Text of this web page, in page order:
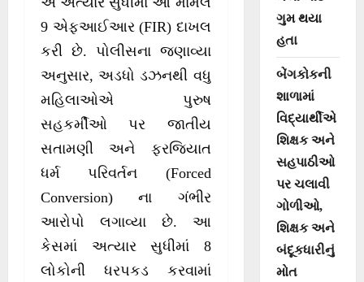
9 એફઆઈઆર (FIR) દાખલ
કરી છે. પોલીસના જણાવ્યા
અનુસાર, અડધો ડઝનથી વધુ
મહિલાઓએ પુરુષ
સહકર્મીઓ પર જાતીય
સતામણી અને ફરજિયાત
ધર્મ પરિવર્તન (Forced
Conversion) ના ગંભીર
આરોપો લગાવ્યા છે. આ
કેસમાં અત્યાર સુધીમાં 8
લોકોની ધરપકડ કરવામાં
ગુમ થયા
હતા
બેંગકોકની
શાળામાં
વિદ્યાર્થીએ
શિક્ષક અને
સહપાઠીઓ
પર ચલાવી
ગોળીઓ,
શિક્ષક અને
બંદૂકધારીનું
મોત